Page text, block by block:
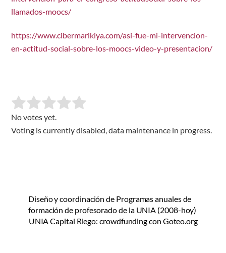
llamados-moocs/
https://www.cibermarikiya.com/asi-fue-mi-intervencion-
en-actitud-social-sobre-los-moocs-video-y-presentacion/
No votes yet.
Voting is currently disabled, data maintenance in progress.
Diseño y coordinación de Programas anuales de
formación de profesorado de la UNIA (2008-hoy)
UNIA Capital Riego: crowdfunding con Goteo.org